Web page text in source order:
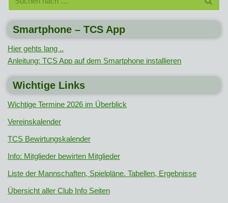
Smartphone – TCS App
Hier gehts lang ..
Anleitung: TCS App auf dem Smartphone installieren
Wichtige Links
Wichtige Termine 2026 im Überblick
Vereinskalender
TCS Bewirtungskalender
Info: Mitglieder bewirten Mitglieder
Liste der Mannschaften, Spielpläne. Tabellen, Ergebnisse
Übersicht aller Club Info Seiten